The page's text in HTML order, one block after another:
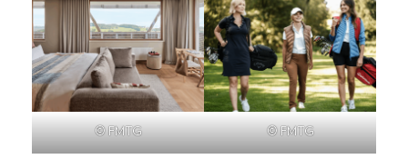
© FMTG © FMTG